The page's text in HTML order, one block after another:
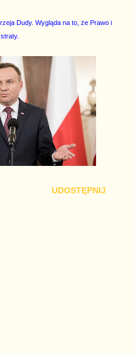
Dudy. Wygląda na to, że Prawo i
UDOSTĘPNIJ